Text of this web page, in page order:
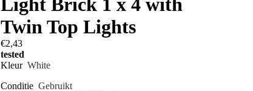
Twin Top Lights
€2,43
tested
Kleur White
Conditie Gebruikt